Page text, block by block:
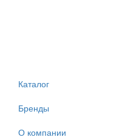
Каталог
Бренды
О компании